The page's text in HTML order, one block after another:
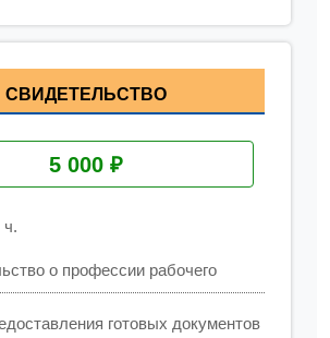
СВИДЕТЕЛЬСТВО
5 000 ₽
ч.
о профессии рабочего
готовых документов